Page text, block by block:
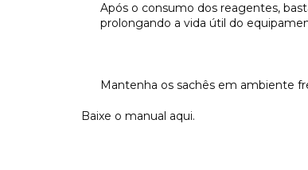
Após o consumo dos reagentes,
prolongando a vida útil do
Mantenha os sachês em ambiente
Baixe o manual aqui.